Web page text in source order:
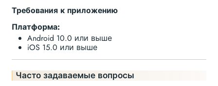
Требования к приложению
Платформа:
Android 10.0 или выше
iOS 15.0 или выше
Часто задаваемые вопросы